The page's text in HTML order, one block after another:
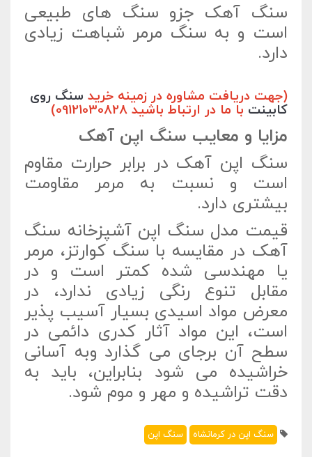
سنگ آهک جزو سنگ های طبیعی
است و به سنگ مرمر شباهت زیادی
دارد.
(جهت دریافت مشاوره در زمینه خرید سنگ روی
کابینت با ما در ارتباط باشید 09121030828)
مزایا و معایب سنگ اپن آهک
سنگ اپن آهک در برابر حرارت مقاوم
است و نسبت به مرمر مقاومت
بیشتری دارد.
قیمت مدل سنگ اپن آشپزخانه سنگ
آهک در مقایسه با سنگ کوارتز، مرمر
یا مهندسی شده کمتر است و در
مقابل تنوع رنگی زیادی ندارد، در
معرض مواد اسیدی بسیار آسیب پذیر
است، این مواد آثار کدری دائمی در
سطح آن برجای می گذارد وبه آسانی
خراشیده می شود بنابراین، باید به
دقت تراشیده و مهر و موم شود.
سنگ اپن در کرمانشاه سنگ اپن